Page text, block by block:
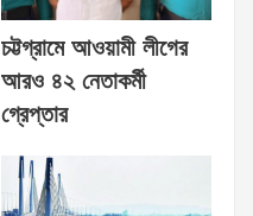
চট্টগ্রামে আওয়ামী লীগের
আরও ৪২ নেতাকর্মী
গ্রেপ্তার